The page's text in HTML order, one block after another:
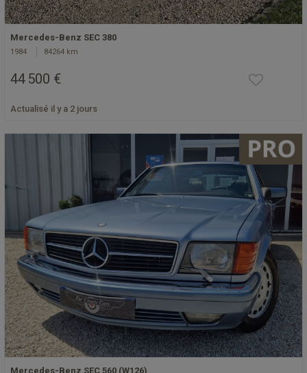
Mercedes-Benz SEC 380
1984 84264 km
44 500 €
Actualisé il y a 2 jours
Mercedes-Benz SEC 560 (W126)